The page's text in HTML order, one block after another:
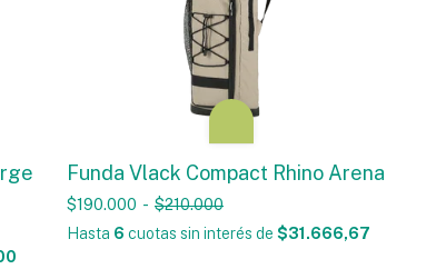
Funda Vlack Compact Rhino Arena
$190.000 - $210.000
Hasta 6 cuotas sin interés de $31.666,67